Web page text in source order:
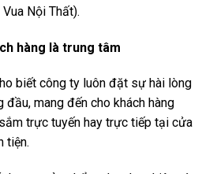
Nội Thất).
hàng là trung tâm
biết công ty luôn đặt sự hài lòng
đầu, mang đến cho khách hàng
trực tuyến hay trực tiếp tại cửa
tiện.